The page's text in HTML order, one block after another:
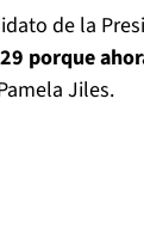
de la
porque
Jiles.